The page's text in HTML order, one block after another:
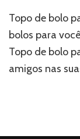
Topo de bolo
bolos para
Topo de bolo
amigos nas